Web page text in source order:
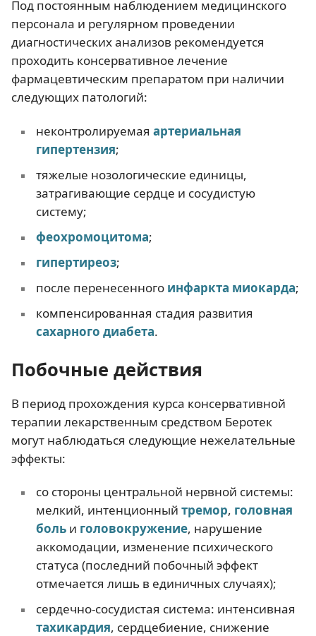
Под постоянным наблюдением медицинского
персонала и регулярном проведении
диагностических анализов рекомендуется
проходить консервативное лечение
фармацевтическим препаратом при наличии
следующих патологий:
неконтролируемая артериальная
гипертензия;
тяжелые нозологические единицы,
затрагивающие сердце и сосудистую
систему;
феохромоцитома;
гипертиреоз;
после перенесенного инфаркта миокарда;
компенсированная стадия развития
сахарного диабета.
Побочные действия
В период прохождения курса консервативной
терапии лекарственным средством Беротек
могут наблюдаться следующие нежелательные
эффекты:
со стороны центральной нервной системы:
мелкий, интенционный тремор, головная
больи головокружение, нарушение
аккомодации, изменение психического
статуса (последний побочный эффект
отмечается лишь в единичных случаях);
сердечно-сосудистая система: интенсивная
тахикардия, сердцебиение, снижение